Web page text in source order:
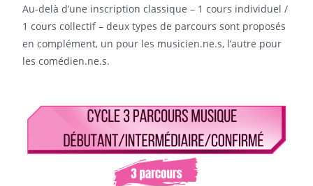
Au-delà d’une inscription classique – 1 cours individuel /
1 cours collectif – deux types de parcours sont proposés
en complément, un pour les musicien.ne.s, l’autre pour
les comédien.ne.s.